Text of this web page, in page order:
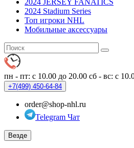
2024 Stadium Series
Топ игроки NHL
Мобильные аксессуары
пн - пт: с 10.00 до 20.00 сб - вс: с
+7(499) 450-64-84
order@shop-nhl.ru
Telegram Чат
Везде